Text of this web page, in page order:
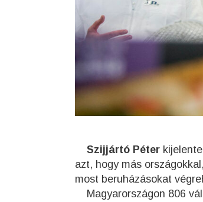
Szijjártó Péter
azt, hogy más
most beruházásokat
Magyarországon 806